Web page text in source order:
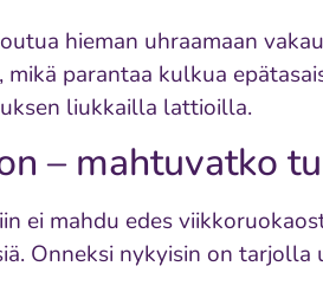
hieman uhraamaan
parantaa kulkua
liukkailla lattioilla.
– mahtuvatko
ei mahdu edes
Onneksi nykyisin on